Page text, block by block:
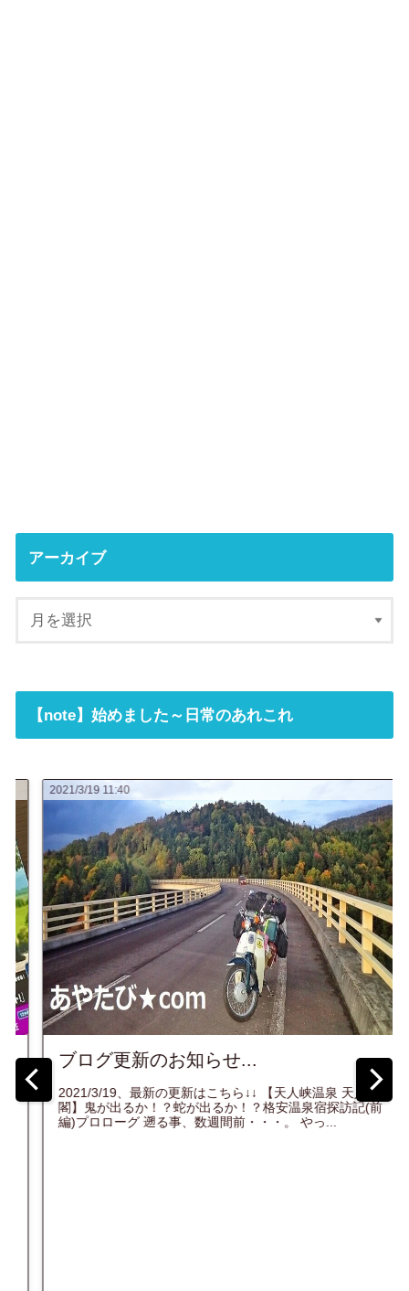
アーカイブ
【note】始めました～日常のあれこれ
2021/3/19 11:40
ブログ更新のお知らせ...
2021/3/19、最新の更新はこちら↓↓ 【天人峡温泉 天人
閣】鬼が出るか！？蛇が出るか！？格安温泉宿探訪記(前
編)プロローグ 遡る事、数週間前・・・。 やっ...